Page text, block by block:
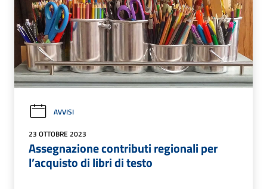
AVVISI
23 OTTOBRE 2023
Assegnazione contributi regionali per
l’acquisto di libri di testo